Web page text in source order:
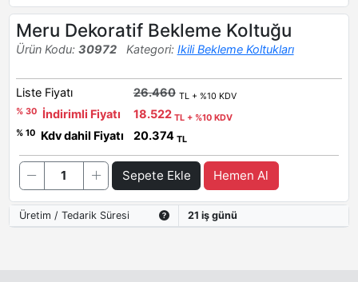
Meru Dekoratif Bekleme Koltuğu
Ürün Kodu: 30972 Kategori: Ikili Bekleme Koltukları
Liste Fiyatı 26.460 TL + %10 KDV
% 30
İndirimli Fiyatı 18.522 TL + %10 KDV
% 10
Kdv dahil Fiyatı 20.374 TL
Sepete Ekle Hemen Al
Üretim / Tedarik Süresi 21 iş günü